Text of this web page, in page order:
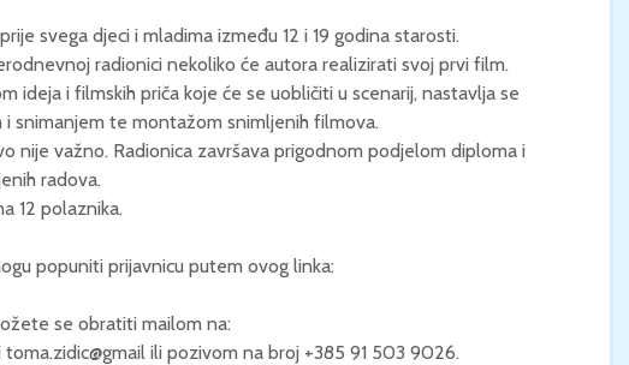
svega djeci i mladima između 12 i 19 godina starosti.
radionici nekoliko će autora realizirati svoj prvi film.
ideja i filmskih priča koje će se uobličiti u scenarij, nastavlja se
i snimanjem te montažom snimljenih filmova.
nije važno. Radionica završava prigodnom podjelom diploma i
radova.
12 polaznika.
popuniti prijavnicu putem ovog linka:
se obratiti mailom na:
toma.zidic@gmail ili pozivom na broj +385 91 503 9026.
KONCERT KLASIČNE
GLAZBE / Marin Limić i
Neli Šestanović /
Utorak, 25.8., 21:00 /
Atrij Gradske vijećnice
Korčula
21:00 / Centar za